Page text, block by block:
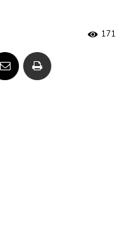
171